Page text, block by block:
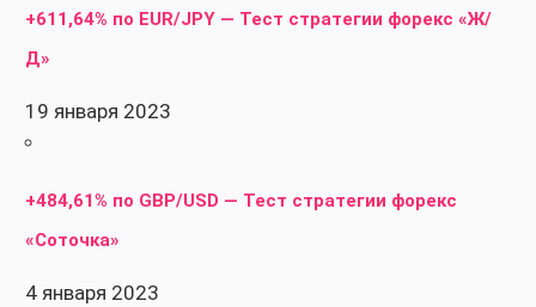
+611,64% по EUR/JPY — Тест стратегии форекс «Ж/
Д»
19 января 2023
+484,61% по GBP/USD — Тест стратегии форекс
«Соточка»
4 января 2023